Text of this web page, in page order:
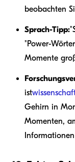
beobachten
Sprach-Tipp:
"Power-
Momente
ist
Gehirn in
Momenten,